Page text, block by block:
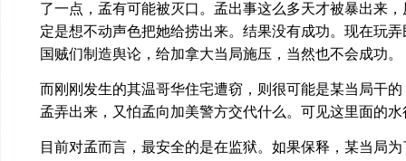
了一点，孟有可能被灭口。孟出事这么多天才被暴出来
定是想不动声色把她给捞出来。结果没有成功。现在玩
国贼们制造舆论，给加拿大当局施压，当然也不会成功。
而刚刚发生的其温哥华住宅遭窃，则很可能是某当局干
孟弄出来，又怕孟向加美警方交代什么。可见这里面的水
目前对孟而言，最安全的是在监狱。如果保释，某当局